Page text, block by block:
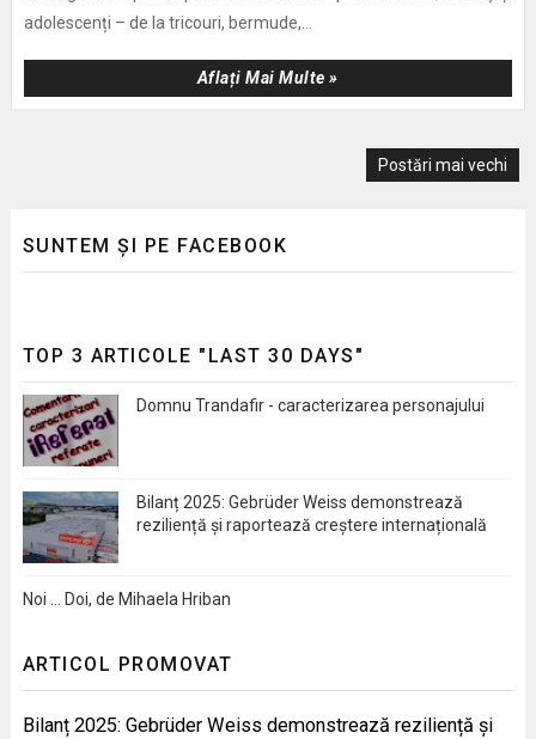
adolescenți – de la tricouri, bermude,...
Aflați Mai Multe »
Postări mai vechi
SUNTEM ȘI PE FACEBOOK
TOP 3 ARTICOLE "LAST 30 DAYS"
Domnu Trandafir - caracterizarea personajului
Bilanț 2025: Gebrüder Weiss demonstrează
reziliență și raportează creștere internațională
Noi … Doi, de Mihaela Hriban
ARTICOL PROMOVAT
Bilanț 2025: Gebrüder Weiss demonstrează reziliență și